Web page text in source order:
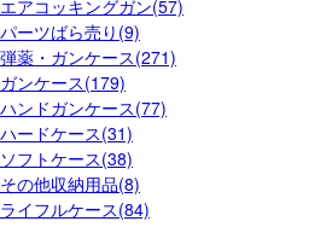
エアコッキングガン(57)
パーツばら売り(9)
弾薬・ガンケース(271)
ガンケース(179)
ハンドガンケース(77)
ハードケース(31)
ソフトケース(38)
その他収納用品(8)
ライフルケース(84)